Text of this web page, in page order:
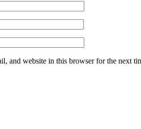
and website in this browser for the next